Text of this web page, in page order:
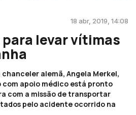
18 abr, 2019, 14:08
levar vítimas
alemã, Angela Merkel,
com apoio médico está pronto
com a missão de transportar
pelo acidente ocorrido na